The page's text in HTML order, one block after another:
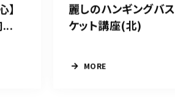
】
...
麗しのハンギングバス
ケット講座(北)
MORE